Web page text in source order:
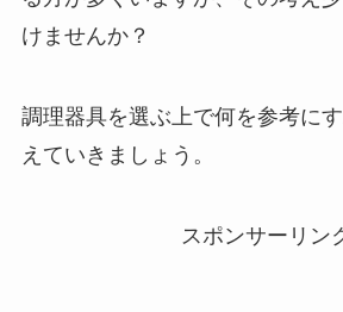
けませんか？
調理器具を選ぶ上で何を参考に
えていきましょう。
スポンサーリン